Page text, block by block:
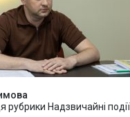
рубрики Надзвичайні події